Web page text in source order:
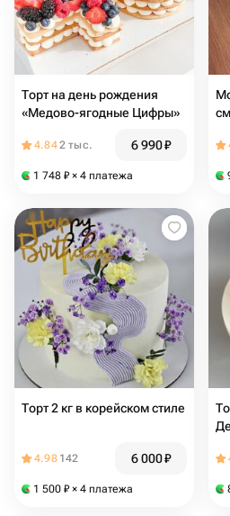
Торт на день рождения
«Медово-ягодные Цифры»
4.842 тыс. 6 990₽
1 748 ₽ × 4 платежа
Торт 2 кг в корейском стиле
4.98 142 6 000₽
1 500 ₽ × 4 платежа